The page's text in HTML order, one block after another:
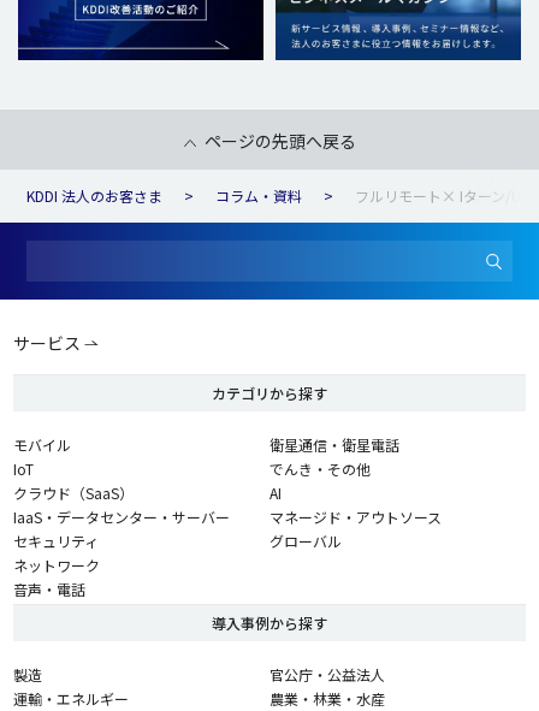
ページの先頭へ戻る
KDDI 法人のお客さま コラム・資料 フルリモート× Iターン/U
サービス
カテゴリから探す
モバイル
IoT
クラウド（SaaS）
IaaS・データセンター・サーバー
セキュリティ
ネットワーク
音声・電話
衛星通信・衛星電話
でんき・その他
AI
マネージド・アウトソース
グローバル
導入事例から探す
製造
運輸・エネルギー
官公庁・公益法人
農業・林業・水産